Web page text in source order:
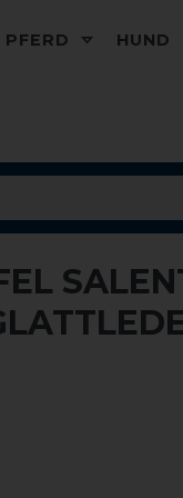
PFERD HUND